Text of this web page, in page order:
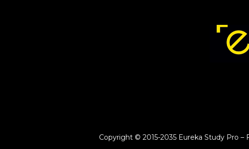
Copyright © 2015-2035 Eureka Study Pro